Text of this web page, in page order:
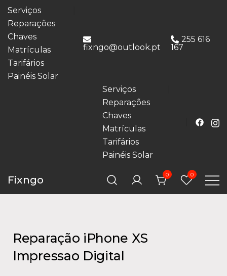
Serviços
Reparações
Chaves
Matrículas
Tarifários
Painéis Solar
fixngo@outlook.pt
255 616
167
Serviços
Reparações
Chaves
Matrículas
Tarifários
Painéis Solar
Fixngo 0 0
Reparação iPhone XS
Impressao Digital